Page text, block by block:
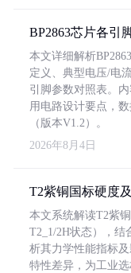
BP2863芯片各引
本文详细解析
定义、典型电压/电
引脚参数对照表。
用电路设计要点，
（版本V1.2）。
2026年8月4日
T2紫铜国标硬度
本文系统解读T2紫
T2_1/2H状态），结
析其力学性能指标
特性差异，为工业选